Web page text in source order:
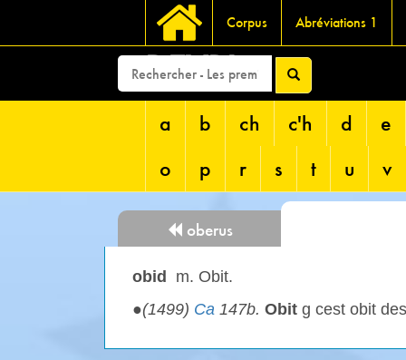
Corpus Abréviations 1
DEVRI
a b ch c'h d
e
o
p r s t u v
oberus
obid
m. Obit.
●(1499) Ca 147b. Obit g cest obit